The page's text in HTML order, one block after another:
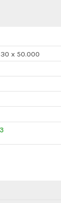
30 x 50.000